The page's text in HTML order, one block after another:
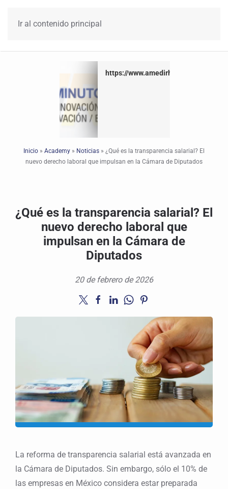
Ir al contenido principal
https://www.amedirh.com.mx
https://www.amedirh.com.mx
Inicio » Academy » Noticias » ¿Qué es la transparencia salarial? El
nuevo derecho laboral que impulsan en la Cámara de Diputados
¿Qué es la transparencia salarial? El
nuevo derecho laboral que
impulsan en la Cámara de
Diputados
20 de febrero de 2026
La reforma de transparencia salarial está avanzada en
la Cámara de Diputados. Sin embargo, sólo el 10% de
las empresas en México considera estar preparada